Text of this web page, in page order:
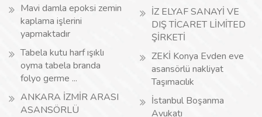
Mavi damla epoksi zemin
kaplama işlerini
yapmaktadır
Tabela kutu harf ışıklı
oyma tabela branda
folyo germe ...
ANKARA İZMİR ARASI
ASANSÖRLÜ
İZ ELYAF SANAYİ VE
DIŞ TİCARET LİMİTED
ŞİRKETİ
ZEKİ Konya Evden eve
asansörlü nakliyat
Taşımacılık
İstanbul Boşanma
Avukatı